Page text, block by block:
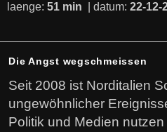
laenge: 51 min | datum: 22-12-
Die Angst wegschmeissen
Seit 2008 ist Norditalien
ungewöhnlicher
Politik und Medien